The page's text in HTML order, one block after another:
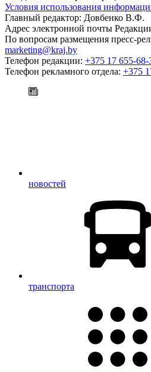
Условия использования
Главный редактор: Довбенко В.Ф.
Адрес электронной почты
По вопросам размещения пресс-
marketing@kraj.by
Телефон редакции: +375 17 655-68-
Телефон рекламного отдела: +375
новостей
транспорта